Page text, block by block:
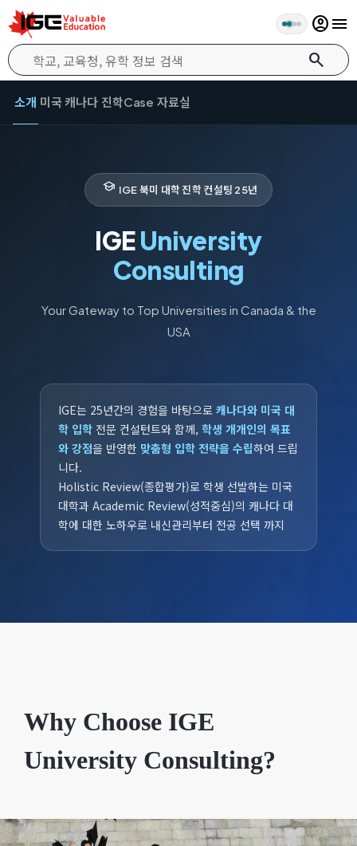
search
account_circlemenu
소개 미국 캐나다 진학Case 자료실
school IGE 북미 대학 진학 컨설팅 25년
IGEUniversity
Consulting
Your Gateway to Top Universities in Canada & the
USA
IGE는 25년간의 경험을 바탕으로 캐나다와 미국 대
학 입학 전문 컨설턴트와 함께, 학생 개개인의 목표
와 강점을 반영한 맞춤형 입학 전략을 수립하여 드립
니다.
Holistic Review(종합평가)로 학생 선발하는 미국
대학과 Academic Review(성적중심)의 캐나다 대
학에 대한 노하우로 내신관리부터 전공 선택 까지
Why Choose IGE
University Consulting?